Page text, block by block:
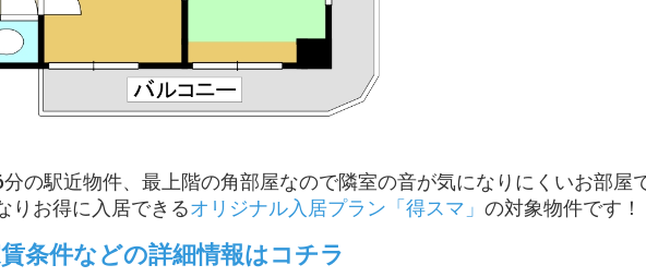
の駅近物件、最上階の角部屋なので隣室の音が気になりにくいお部屋
りお得に入居できるオリジナル入居プラン「得スマ」 の対象物件です！
条件などの詳細情報はコチラ